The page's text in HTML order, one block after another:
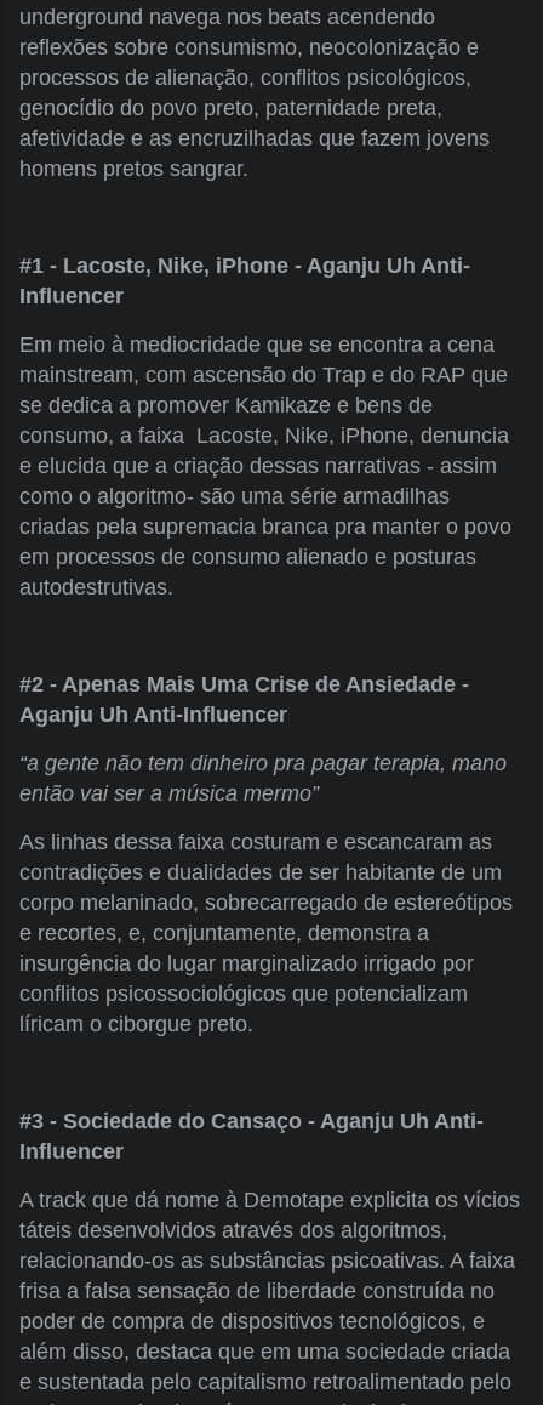
underground navega nos beats acendendo
reflexões sobre consumismo, neocolonização e
processos de alienação, conflitos psicológicos,
genocídio do povo preto, paternidade preta,
afetividade e as encruzilhadas que fazem jovens
homens pretos sangrar.
#1 - Lacoste, Nike, iPhone - Aganju Uh Anti-
Influencer
Em meio à mediocridade que se encontra a cena
mainstream, com ascensão do Trap e do RAP que
se dedica a promover Kamikaze e bens de
consumo, a faixa Lacoste, Nike, iPhone, denuncia
e elucida que a criação dessas narrativas - assim
como o algoritmo- são uma série armadilhas
criadas pela supremacia branca pra manter o povo
em processos de consumo alienado e posturas
autodestrutivas.
#2 - Apenas Mais Uma Crise de Ansiedade -
Aganju Uh Anti-Influencer
“a gente não tem dinheiro pra pagar terapia, mano
então vai ser a música mermo”
As linhas dessa faixa costuram e escancaram as
contradições e dualidades de ser habitante de um
corpo melaninado, sobrecarregado de estereótipos
e recortes, e, conjuntamente, demonstra a
insurgência do lugar marginalizado irrigado por
conflitos psicossociológicos que potencializam
líricam o ciborgue preto.
#3 - Sociedade do Cansaço - Aganju Uh Anti-
Influencer
A track que dá nome à Demotape explicita os vícios
táteis desenvolvidos através dos algoritmos,
relacionando-os as substâncias psicoativas. A faixa
frisa a falsa sensação de liberdade construída no
poder de compra de dispositivos tecnológicos, e
além disso, destaca que em uma sociedade criada
e sustentada pelo capitalismo retroalimentado pelo